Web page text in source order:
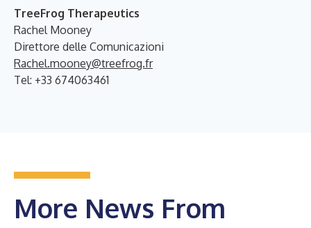
TreeFrog Therapeutics
Rachel Mooney
Direttore delle Comunicazioni
Rachel.mooney@treefrog.fr
Tel: +33 674063461
More News From